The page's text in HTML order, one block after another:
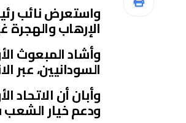
واستعرض نائب
الإرهاب والهجرة
وأشاد المبعوث
السودانيين، عبر
وأبان أن الاتحاد
ودعم خيار الشعب